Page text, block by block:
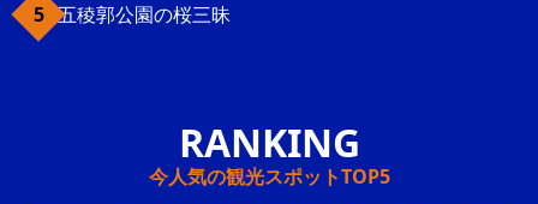
五稜郭公園の桜三昧
今人気の観光スポットTOP5